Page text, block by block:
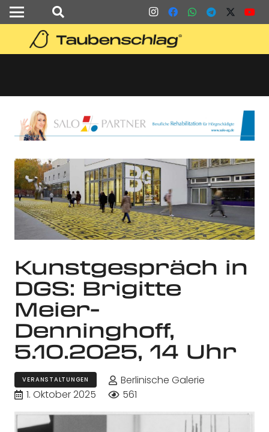
Kunstgespräch in
DGS: Brigitte
Meier-
Denninghoff,
5.10.2025, 14 Uhr
VERANSTALTUNGEN
Berlinische Galerie
1. Oktober 2025
561